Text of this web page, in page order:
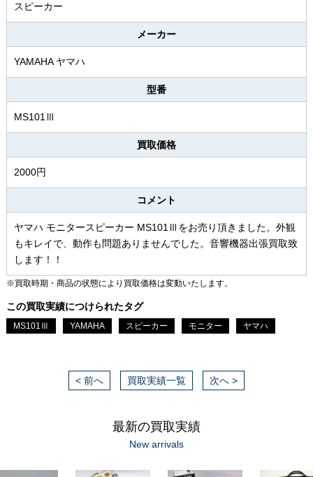
スピーカー
メーカー
YAMAHA ヤマハ
型番
MS101Ⅲ
買取価格
2000円
コメント
ヤマハ モニタースピーカー MS101Ⅲをお売り頂きました。外観
もキレイで、動作も問題ありませんでした。音響機器出張買取致
します！！
※買取時期・商品の状態により買取価格は変動いたします。
この買取実績につけられたタグ
MS101Ⅲ YAMAHA スピーカー モニター ヤマハ
< 前へ 買取実績一覧 次へ >
最新の買取実績
New arrivals